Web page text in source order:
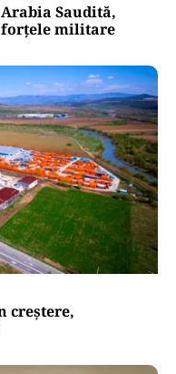
Saudită,
forțele militare
creștere,